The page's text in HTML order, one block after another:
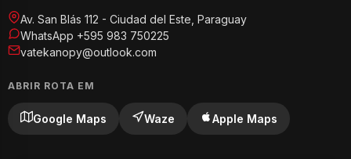
Av. San Blás 112 - Ciudad del Este, Paraguay
WhatsApp +595 983 750225
vatekanopy@outlook.com
ABRIR ROTA EM
Google Maps Waze Apple Maps